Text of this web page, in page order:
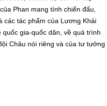
Phan mang tính chiến đấu,
các tác phẩm của Lương Khải
gia-quốc dân, về quá trình
Châu nói riêng và của tư tưởng